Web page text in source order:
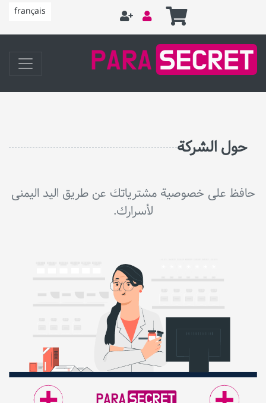
français
حول الشركة
حافظ على خصوصية مشترياتك عن طريق اليد اليمنى
لأسرارك.